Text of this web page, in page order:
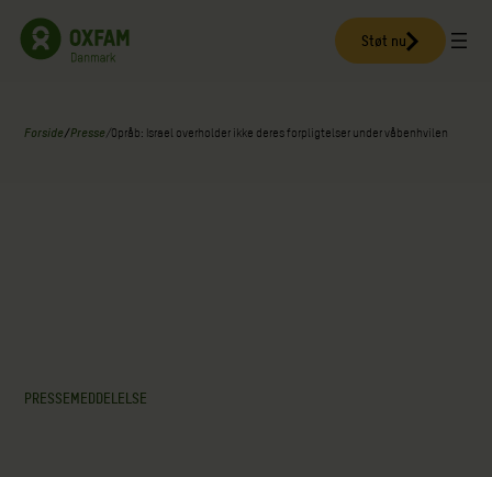
Spring
Støt nu
Forside/Presse/Opråb: Israel overholder ikke deres forpligtelser under våbenhvilen
PRESSEMEDDELELSE